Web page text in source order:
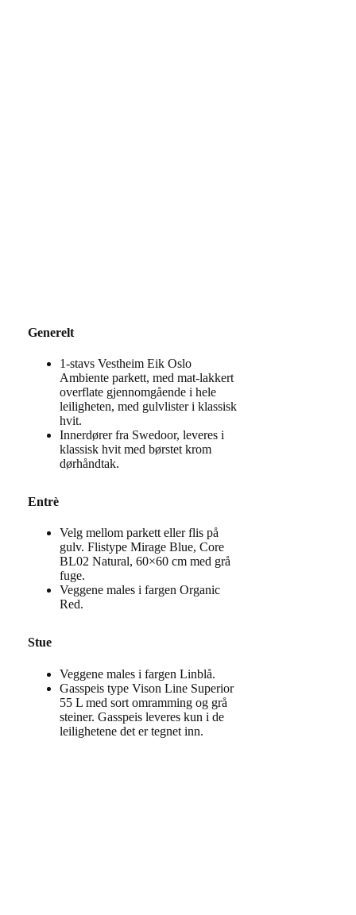
Generelt
1-stavs Vestheim Eik Oslo
Ambiente parkett, med mat-lakkert
overflate gjennomgående i hele
leiligheten, med gulvlister i klassisk
hvit.
Innerdører fra Swedoor, leveres i
klassisk hvit med børstet krom
dørhåndtak.
Entrè
Velg mellom parkett eller flis på
gulv. Flistype Mirage Blue, Core
BL02 Natural, 60×60 cm med grå
fuge.
Veggene males i fargen Organic
Red.
Stue
Veggene males i fargen Linblå.
Gasspeis type Vison Line Superior
55 L med sort omramming og grå
steiner. Gasspeis leveres kun i de
leilighetene det er tegnet inn.